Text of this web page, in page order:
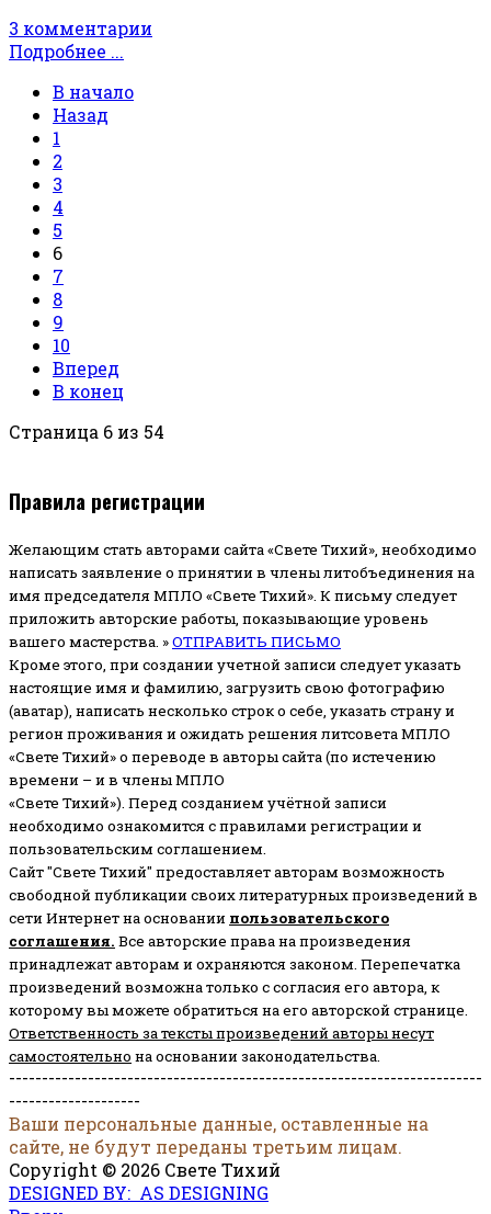
3 комментарии
Подробнее ...
В начало
Назад
1
2
3
4
5
6
7
8
9
10
Вперед
В конец
Страница 6 из 54
Правила регистрации
Желающим стать авторами сайта «Свете Тихий», необходимо
написать заявление о принятии в члены литобъединения на
имя председателя МПЛО «Свете Тихий». К письму следует
приложить авторские работы, показывающие уровень
вашего мастерства. »ОТПРАВИТЬ ПИСЬМО
Кроме этого, при создании учетной записи следует указать
настоящие имя и фамилию, загрузить свою фотографию
(аватар), написать несколько строк о себе, указать страну и
регион проживания и ожидать решения литсовета МПЛО
«Свете Тихий» о переводе в авторы сайта (по истечению
времени – и в члены МПЛО
«Свете Тихий»). Перед созданием учётной записи
необходимо ознакомится с правилами регистрации и
пользовательским соглашением.
Сайт "Свете Тихий" предоставляет авторам возможность
свободной публикации своих литературных произведений в
сети Интернет на основании пользовательского
соглашения. Все авторские права на произведения
принадлежат авторам и охраняются законом. Перепечатка
произведений возможна только с согласия его автора, к
которому вы можете обратиться на его авторской странице.
Ответственность за тексты произведений авторы несут
самостоятельно на основании законодательства.
------------------------------------------------------------------------
--------------------
Ваши персональные данные, оставленные на
сайте, не будут переданы третьим лицам.
Copyright © 2026 Свете Тихий
DESIGNED BY: AS DESIGNING